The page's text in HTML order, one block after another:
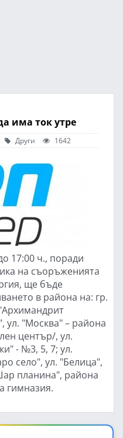
има ток утре
Други 1642
17:00 ч., поради
на съоръженията
ще бъде
в района на: гр.
ул. "Москва" – района
център/, ул.
- №3, 5, 7; ул.
село", ул. "Белица",
планина", района
гимназия.